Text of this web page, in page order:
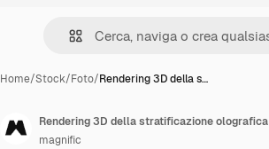
Home/Stock/Foto/Rendering 3D della s…
Rendering 3D della stratificazione olografica
magnific